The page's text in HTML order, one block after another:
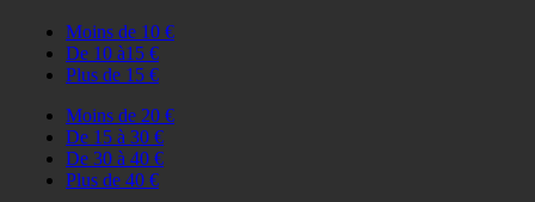
Moins de 10 €
De 10 à15 €
Plus de 15 €
Moins de 20 €
De 15 à 30 €
De 30 à 40 €
Plus de 40 €